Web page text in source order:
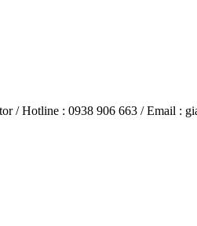
/ Hotline : 0938 906 663 / Email :